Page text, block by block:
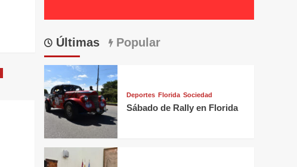
Últimas Popular
Deportes Florida Sociedad
Sábado de Rally en Florida